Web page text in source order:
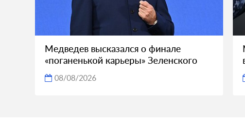
Медведев высказался о финале
«поганенькой карьеры» Зеленского
08/08/2026